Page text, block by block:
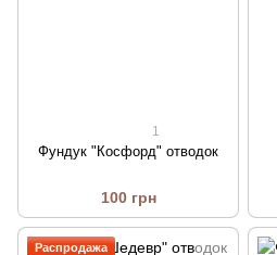
1
Фундук "Косфорд" отводок
100 грн
Распродажа